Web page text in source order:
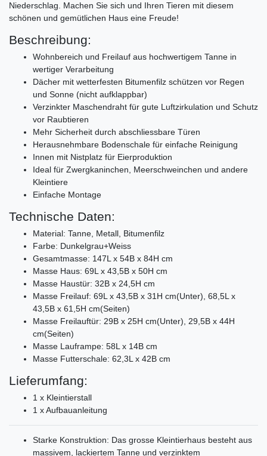
Niederschlag. Machen Sie sich und Ihren Tieren mit diesem
schönen und gemütlichen Haus eine Freude!
Beschreibung:
Wohnbereich und Freilauf aus hochwertigem Tanne in
wertiger Verarbeitung
Dächer mit wetterfesten Bitumenfilz schützen vor Regen
und Sonne (nicht aufklappbar)
Verzinkter Maschendraht für gute Luftzirkulation und Schutz
vor Raubtieren
Mehr Sicherheit durch abschliessbare Türen
Herausnehmbare Bodenschale für einfache Reinigung
Innen mit Nistplatz für Eierproduktion
Ideal für Zwergkaninchen, Meerschweinchen und andere
Kleintiere
Einfache Montage
Technische Daten:
Material: Tanne, Metall, Bitumenfilz
Farbe: Dunkelgrau+Weiss
Gesamtmasse: 147L x 54B x 84H cm
Masse Haus: 69L x 43,5B x 50H cm
Masse Haustür: 32B x 24,5H cm
Masse Freilauf: 69L x 43,5B x 31H cm(Unter), 68,5L x
43,5B x 61,5H cm(Seiten)
Masse Freilauftür: 29B x 25H cm(Unter), 29,5B x 44H
cm(Seiten)
Masse Lauframpe: 58L x 14B cm
Masse Futterschale: 62,3L x 42B cm
Lieferumfang:
1 x Kleintierstall
1 x Aufbauanleitung
Starke Konstruktion: Das grosse Kleintierhaus besteht aus
massivem, lackiertem Tanne und verzinktem